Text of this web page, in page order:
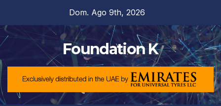
contenido
Dom. Ago 9th, 2026
Foundation K